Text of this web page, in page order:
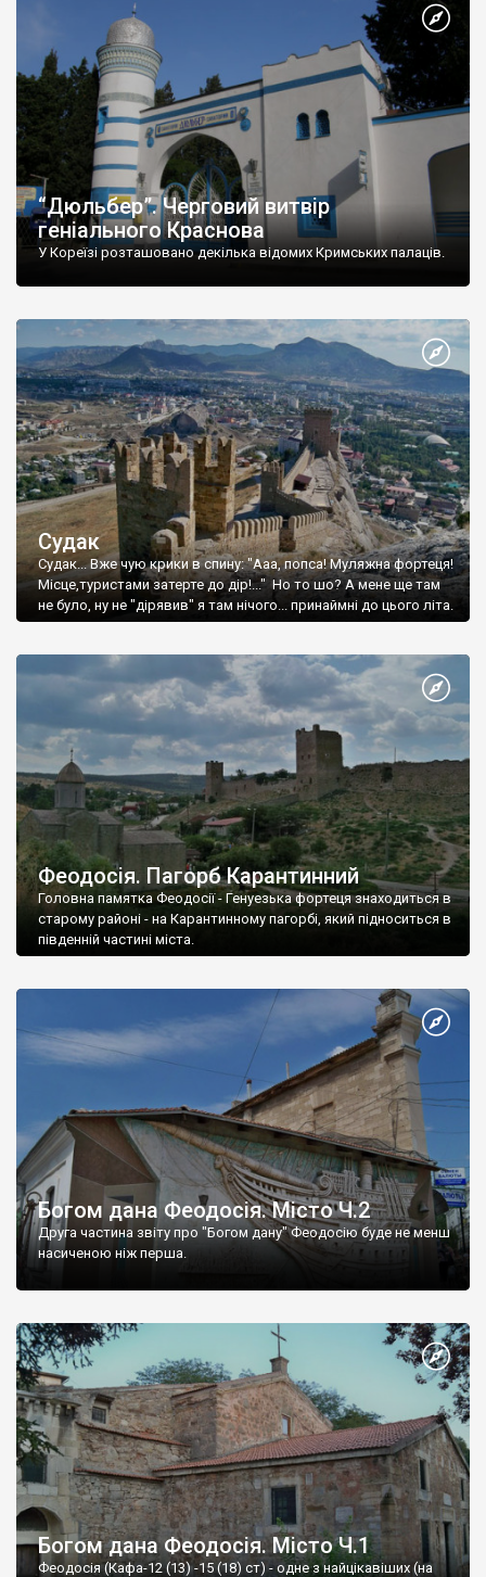
“Дюльбер”. Черговий витвір
геніального Краснова
У Кореїзі розташовано декілька відомих Кримських палаців.
Судак
Судак... Вже чую крики в спину: "Ааа, попса! Муляжна фортеця!
Місце,туристами затерте до дір!..." Но то шо? А мене ще там
не було, ну не "дірявив" я там нічого... принаймні до цього літа.
Феодосія. Пагорб Карантинний
Головна памятка Феодосії - Генуезька фортеця знаходиться в
старому районі - на Карантинному пагорбі, який підноситься в
південній частині міста.
Богом дана Феодосія. Місто Ч.2
Друга частина звіту про "Богом дану" Феодосію буде не менш
насиченою ніж перша.
Богом дана Феодосія. Місто Ч.1
Феодосія (Кафа-12 (13) -15 (18) ст) - одне з найцікавіших (на